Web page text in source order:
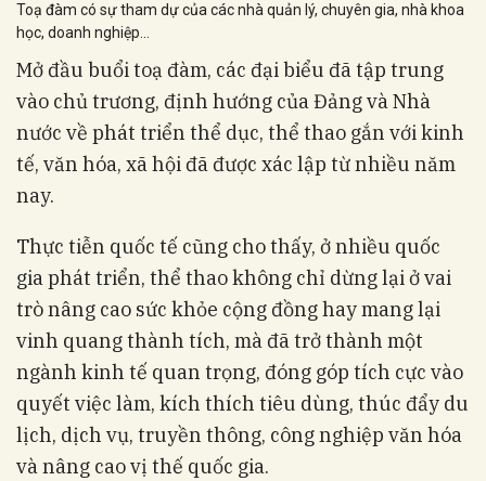
Toạ đàm có sự tham dự của các nhà quản lý, chuyên gia, nhà khoa
học, doanh nghiệp...
Mở đầu buổi toạ đàm, các đại biểu đã tập trung
vào chủ trương, định hướng của Đảng và Nhà
nước về phát triển thể dục, thể thao gắn với kinh
tế, văn hóa, xã hội đã được xác lập từ nhiều năm
nay.
Thực tiễn quốc tế cũng cho thấy, ở nhiều quốc
gia phát triển, thể thao không chỉ dừng lại ở vai
trò nâng cao sức khỏe cộng đồng hay mang lại
vinh quang thành tích, mà đã trở thành một
ngành kinh tế quan trọng, đóng góp tích cực vào
quyết việc làm, kích thích tiêu dùng, thúc đẩy du
lịch, dịch vụ, truyền thông, công nghiệp văn hóa
và nâng cao vị thế quốc gia.